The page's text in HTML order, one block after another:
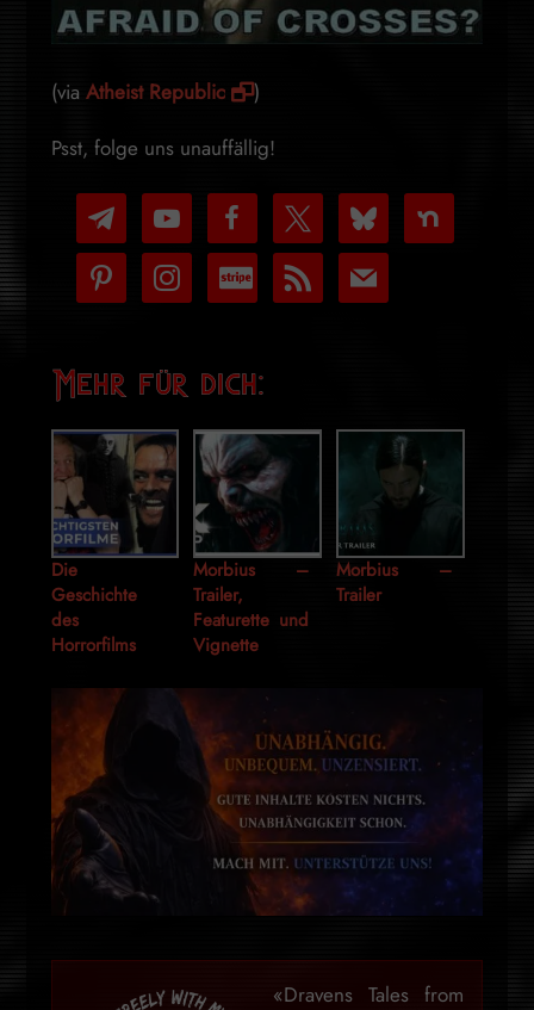
(via Atheist Republic
)
Psst, folge uns unauffällig!
telegram
youtube-
play
facebook bluesky nextdoor
pinterest instagramcc-
stripe
rss mail
Mehr für dich:
Die
Geschichte
des
Horrorfilms
Morbius –
Trailer,
Featurette und
Vignette
Morbius –
Trailer
«Dravens Tales from